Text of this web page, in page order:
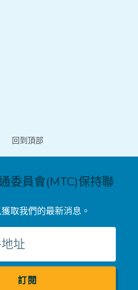
回到頂部
委員會(MTC)保持聯
取我們的最新消息。